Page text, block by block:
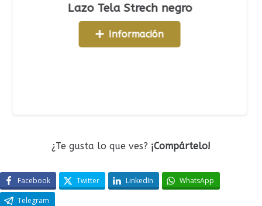
Lazo Tela Strech negro
Información
¿Te gusta lo que ves? ¡Compártelo!
Facebook Twitter LinkedIn
WhatsApp
Telegram